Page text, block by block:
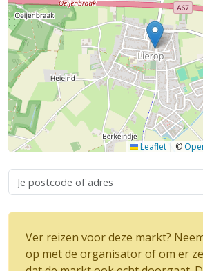
Leaflet | ©
Ver reizen voor deze markt?
op met de organisator of om er